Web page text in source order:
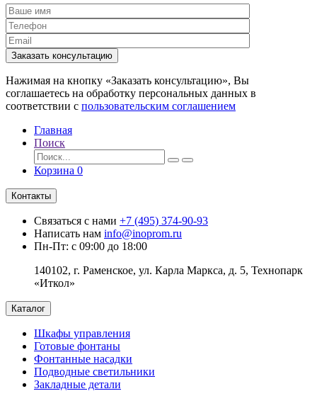
Заказать консультацию
Нажимая на кнопку «Заказать консультацию», Вы
соглашаетесь на обработку персональных данных в
соответствии с пользовательским соглашением
Главная
Поиск
Корзина 0
Контакты
Связаться с нами +7 (495) 374-90-93
Написать нам info@inoprom.ru
Пн-Пт: с 09:00 до 18:00
140102, г. Раменское, ул. Карла Маркса, д. 5, Технопарк
«Иткол»
Каталог
Шкафы управления
Готовые фонтаны
Фонтанные насадки
Подводные светильники
Закладные детали